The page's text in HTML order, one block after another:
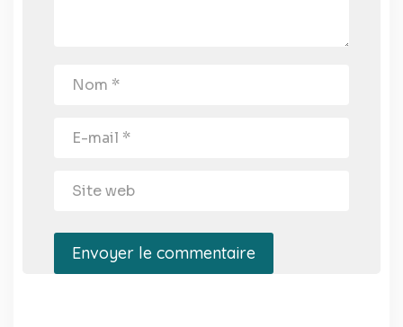
Envoyer le commentaire